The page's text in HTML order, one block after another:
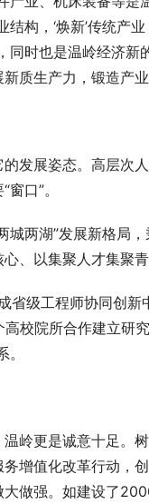
结构，‘焕新’传统产
同时也是温岭经济
质生产力，锻造产
发展姿态。高层次
口”。
两湖”发展新格局
、以集聚人才集聚
省级工程师协同创
高校院所合作建立
岭更是诚意十足。
增值化改革行动，
做强。如建设了